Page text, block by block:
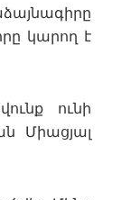
կարող է
ունի
Միացյալ